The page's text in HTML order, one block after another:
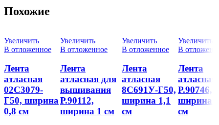
Похожие
Увеличить
В отложенное
Лента
атласная
02С3079-
Г50, ширина
0,8 см
Увеличить
В отложенное
Лента
атласная для
вышивания
Р.90112,
ширина 1 см
Увеличить
В отложенное
Лента
атласная
8С691У-Г50,
ширина 1,1
см
Увеличить
В
Лента
атласная
Р.90746,
ширина
см